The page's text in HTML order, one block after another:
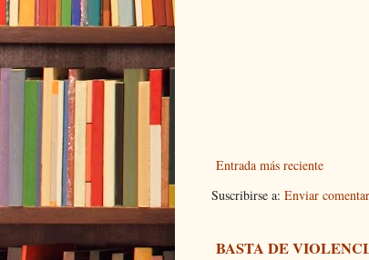
Entrada más reciente
Suscribirse a: Enviar
BASTA DE